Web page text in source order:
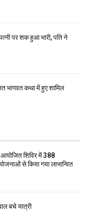
पर शक हुआ भारी, पति ने
भागवत कथा में हुए शामिल
शिविर में 388
से किया गया लाभान्वित
बचे यात्री